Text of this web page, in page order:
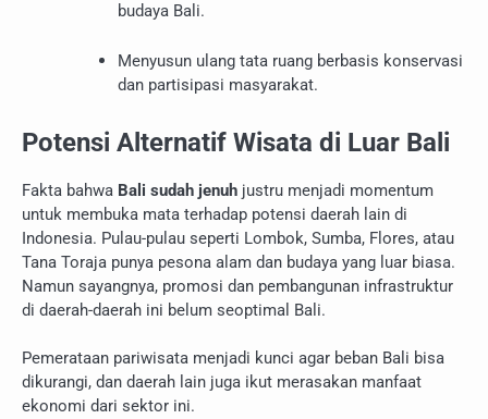
budaya Bali.
Menyusun ulang tata ruang berbasis konservasi
dan partisipasi masyarakat.
Potensi Alternatif Wisata di Luar Bali
Fakta bahwa Bali sudah jenuh justru menjadi momentum
untuk membuka mata terhadap potensi daerah lain di
Indonesia. Pulau-pulau seperti Lombok, Sumba, Flores, atau
Tana Toraja punya pesona alam dan budaya yang luar biasa.
Namun sayangnya, promosi dan pembangunan infrastruktur
di daerah-daerah ini belum seoptimal Bali.
Pemerataan pariwisata menjadi kunci agar beban Bali bisa
dikurangi, dan daerah lain juga ikut merasakan manfaat
ekonomi dari sektor ini.